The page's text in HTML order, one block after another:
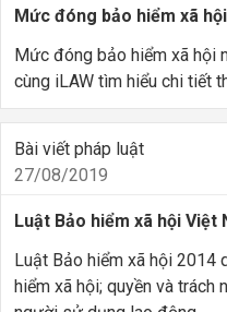
Mức đóng bảo hiểm xã
Mức đóng bảo hiểm xã hội
cùng iLAW tìm hiểu chi tiết
Bài viết pháp luật
27/08/2019
Luật Bảo hiểm xã hội Việt
Luật Bảo hiểm xã hội 2014
hiểm xã hội; quyền và trách